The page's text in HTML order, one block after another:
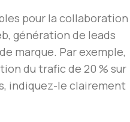
pour la collaboration
génération de leads
marque. Par exemple,
du trafic de 20 % sur
indiquez-le clairement